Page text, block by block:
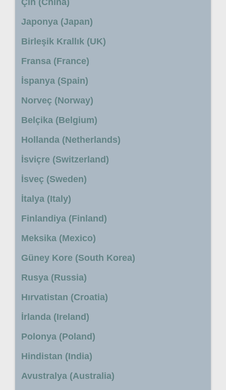
Çin (China)
Japonya (Japan)
Birleşik Krallık (UK)
Fransa (France)
İspanya (Spain)
Norveç (Norway)
Belçika (Belgium)
Hollanda (Netherlands)
İsviçre (Switzerland)
İsveç (Sweden)
İtalya (Italy)
Finlandiya (Finland)
Meksika (Mexico)
Güney Kore (South Korea)
Rusya (Russia)
Hırvatistan (Croatia)
İrlanda (Ireland)
Polonya (Poland)
Hindistan (India)
Avustralya (Australia)